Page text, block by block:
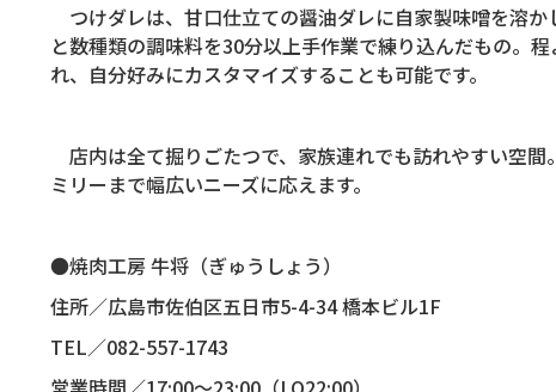
つけダレは、甘口仕立ての醤油ダレに自家製味噌を溶
と数種類の調味料を30分以上手作業で練り込んだもの。
れ、自分好みにカスタマイズすることも可能です。
店内は全て掘りごたつで、家族連れでも訪れやすい空間
ミリーまで幅広いニーズに応えます。
●焼肉工房 牛将（ぎゅうしょう）
住所／広島市佐伯区五日市5-4-34橋本ビル1F
TEL／082-557-1743